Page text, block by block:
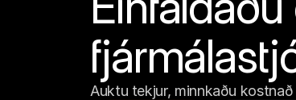
Auktu tekjur, minnkaðu